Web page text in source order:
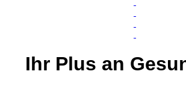
Ihr Plus an